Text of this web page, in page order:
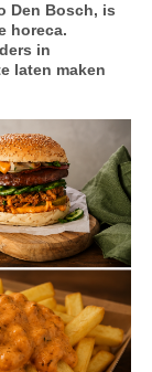
Den Bosch, is
horeca.
in
laten maken